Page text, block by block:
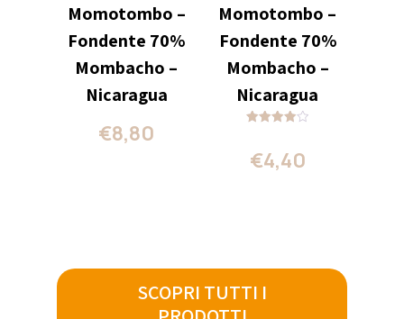
Momotombo –
Fondente 70%
Mombacho –
Nicaragua
€8,80
Momotombo –
Fondente 70%
Mombacho –
Nicaragua
su 5
€4,40
SCOPRI TUTTI I